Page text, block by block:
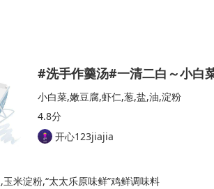
#洗手作羹汤#一清二白～小白
小白菜,嫩豆腐,虾仁,葱,盐,油,淀粉
4.8分
开心123jiajia
米淀粉,“太太乐原味鲜”鸡鲜调味料